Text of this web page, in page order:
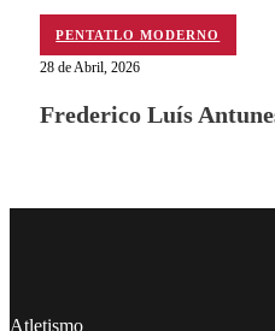
PENTATLO MODERNO
28 de Abril, 2026
Frederico Luís
Atletismo